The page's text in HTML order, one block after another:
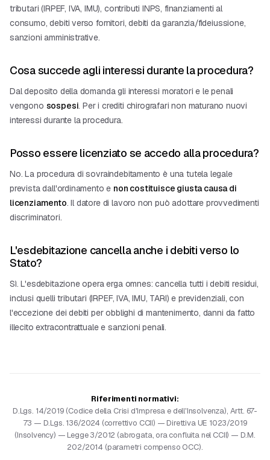
tributari (IRPEF, IVA, IMU), contributi INPS, finanziamenti al
consumo, debiti verso fornitori, debiti da garanzia/fideiussione,
sanzioni amministrative.
Cosa succede agli interessi durante la procedura?
Dal deposito della domanda gli interessi moratori e le penali
vengono sospesi. Per i crediti chirografari non maturano nuovi
interessi durante la procedura.
Posso essere licenziato se accedo alla procedura?
No. La procedura di sovraindebitamento è una tutela legale
prevista dall'ordinamento e non costituisce giusta causa di
licenziamento. Il datore di lavoro non può adottare provvedimenti
discriminatori.
L'esdebitazione cancella anche i debiti verso lo
Stato?
Sì. L'esdebitazione opera erga omnes: cancella tutti i debiti residui,
inclusi quelli tributari (IRPEF, IVA, IMU, TARI) e previdenziali, con
l'eccezione dei debiti per obblighi di mantenimento, danni da fatto
illecito extracontrattuale e sanzioni penali.
Riferimenti normativi:
D.Lgs. 14/2019 (Codice della Crisi d'Impresa e dell'Insolvenza), Artt. 67-
73 — D.Lgs. 136/2024 (correttivo CCII) — Direttiva UE 1023/2019
(Insolvency) — Legge 3/2012 (abrogata, ora confluita nel CCII) — D.M.
202/2014 (parametri compenso OCC).